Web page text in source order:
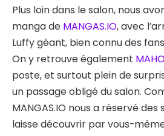
Plus loin dans le salon, nous
manga de MANGAS.IO, avec
Luffy géant, bien connu des
On y retrouve également
poste, et surtout plein de
un passage obligé du salon.
MANGAS.IO nous a réservé des
laisse découvrir par vous-